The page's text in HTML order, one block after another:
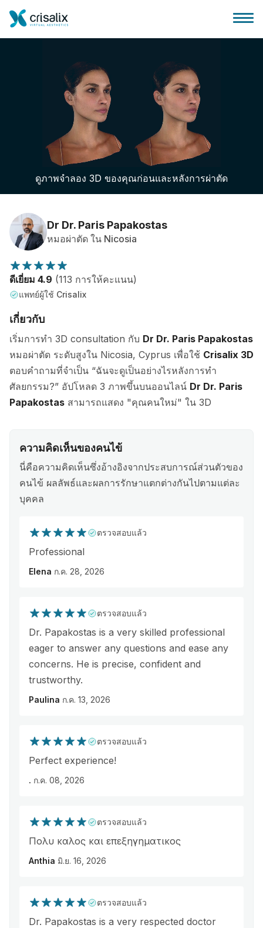
บ้านของหมอผ่าตัด
แพลตฟอร์มธุรกิจ 3D
แผน
ความคิดเห็นของคนไข้
ดูภาพจำลอง 3D ของคุณก่อนและหลังการผ่าตัด
Dr Dr. Paris Papakostas
หมอผ่าตัด ใน Nicosia
ดีเยี่ยม 4.9 (113 การให้คะแนน)
แพทย์ผู้ใช้ Crisalix
เกี่ยวกับ
เริ่มการทำ 3D consultation กับ Dr Dr. Paris Papakostas
หมอผ่าตัด ระดับสูงใน Nicosia, Cyprus เพื่อใช้ Crisalix 3D
ตอบคำถามที่จำเป็น “ฉันจะดูเป็นอย่างไรหลังการทำ
ศัลยกรรม?” อัปโหลด 3 ภาพขึ้นบนออนไลน์ Dr Dr. Paris
Papakostas สามารถแสดง "คุณคนใหม่" ใน 3D
ความคิดเห็นของคนไข้
นี่คือความคิดเห็นซึ่งอ้างอิงจากประสบการณ์ส่วนตัวของ
คนไข้ ผลลัพธ์และผลการรักษาแตกต่างกันไปตามแต่ละ
บุคคล
ตรวจสอบแล้ว
Professional
Elena ก.ค. 28, 2026
ตรวจสอบแล้ว
Dr. Papakostas is a very skilled professional
eager to answer any questions and ease any
concerns. He is precise, confident and
trustworthy.
Paulina ก.ค. 13, 2026
ตรวจสอบแล้ว
Perfect experience!
. ก.ค. 08, 2026
ตรวจสอบแล้ว
Πολυ καλος και επεξηγηματικος
Anthia มิ.ย. 16, 2026
ตรวจสอบแล้ว
Dr. Papakostas is a very respected doctor